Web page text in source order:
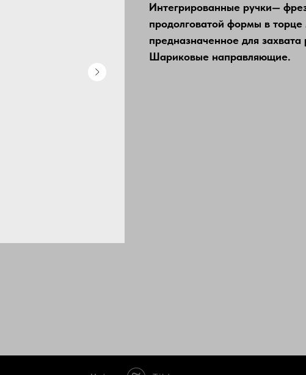
Интегрированные ручки—
продолговатой формы в
предназначенное для захвата
Шариковые направляющие.